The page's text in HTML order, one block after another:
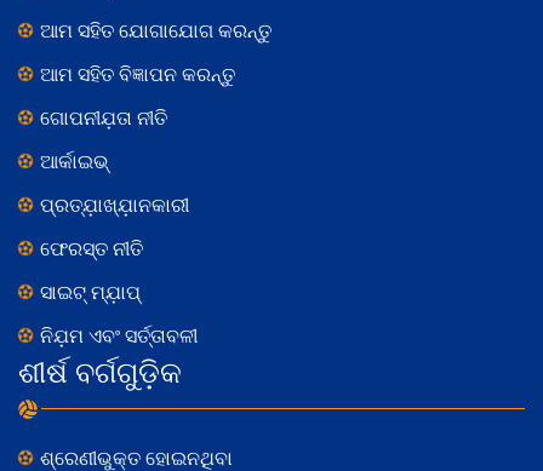
ଆମ ସହିତ ଯୋଗାଯୋଗ କରନ୍ତୁ
ଆମ ସହିତ ବିଜ୍ଞାପନ କରନ୍ତୁ
ଗୋପନୀଯ଼ତା ନୀତି
ଆର୍କାଇଭ୍
ପ୍ରତ୍ଯ଼ାଖ୍ଯ଼ାନକାରୀ
ଫେରସ୍ତ ନୀତି
ସାଇଟ୍ ମ୍ଯ଼ାପ୍
ନିଯ଼ମ ଏବଂ ସର୍ତ୍ତାବଳୀ
ଶୀର୍ଷ ବର୍ଗଗୁଡ଼ିକ
ଶ୍ରେଣୀଭୁକ୍ତ ହୋଇନଥିବା